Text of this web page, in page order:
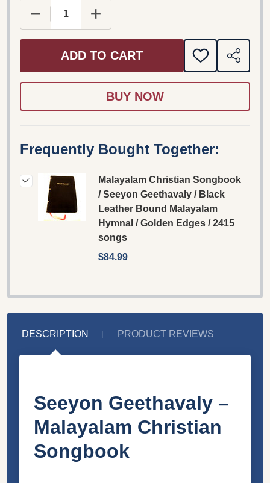
DECREASE QUANTITY OF MALAYALAM
INCREASE QUANTITY OF
ADD TO CART
ADD
TO
SHARE
Frequently Bought Together:
Malayalam Christian Songbook
/ Seeyon Geethavaly / Black
Leather Bound Malayalam
Hymnal / Golden Edges / 2415
songs
$84.99
DESCRIPTION PRODUCT REVIEWS
Seeyon Geethavaly –
Malayalam Christian
Songbook